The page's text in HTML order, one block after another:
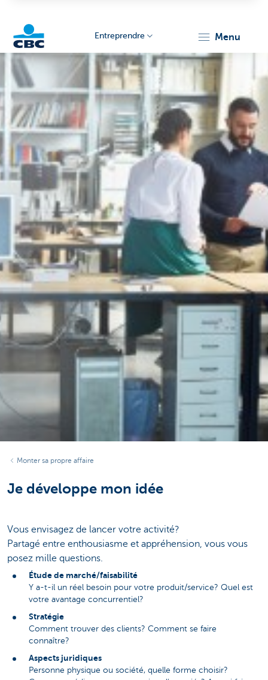
Entrepreneurs
Entreprendre menu
Monter sa propre affaire
Je développe mon idée
Vous envisagez de lancer votre activité?
Partagé entre enthousiasme et appréhension, vous vous
posez mille questions.
Étude de marché/faisabilité
Y a-t-il un réel besoin pour votre produit/service? Quel est
votre avantage concurrentiel?
Stratégie
Comment trouver des clients? Comment se faire
connaître?
Aspects juridiques
Personne physique ou société, quelle forme choisir?